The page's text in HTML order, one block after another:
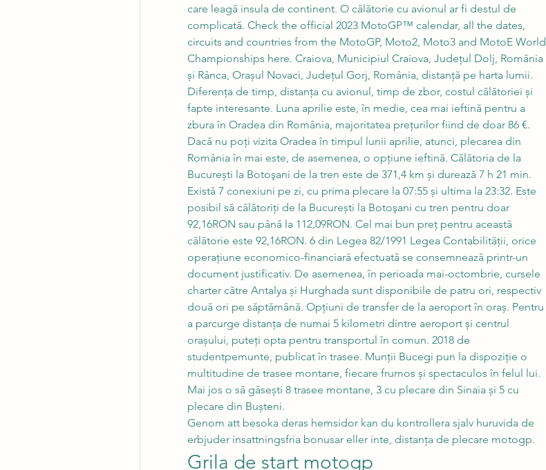
care leagă insula de continent. O călătorie cu avionul ar fi destul de
complicată. Check the official 2023 MotoGP™ calendar, all the dates,
circuits and countries from the MotoGP, Moto2, Moto3 and MotoE World
Championships here. Craiova, Municipiul Craiova, Județul Dolj, România
și Rânca, Orașul Novaci, Județul Gorj, România, distanță pe harta lumii.
Diferența de timp, distanța cu avionul, timp de zbor, costul călătoriei și
fapte interesante. Luna aprilie este, în medie, cea mai ieftină pentru a
zbura în Oradea din România, majoritatea prețurilor fiind de doar 86 €.
Dacă nu poți vizita Oradea în timpul lunii aprilie, atunci, plecarea din
România în mai este, de asemenea, o opțiune ieftină. Călătoria de la
București la Botoşani de la tren este de 371,4 km și durează 7 h 21 min.
Există 7 conexiuni pe zi, cu prima plecare la 07:55 și ultima la 23:32. Este
posibil să călătoriți de la București la Botoşani cu tren pentru doar
92,16RON sau până la 112,09RON. Cel mai bun preț pentru această
călătorie este 92,16RON. 6 din Legea 82/1991 Legea Contabilității, orice
operațiune economico-financiară efectuată se consemnează printr-un
document justificativ. De asemenea, în perioada mai-octombrie, cursele
charter către Antalya și Hurghada sunt disponibile de patru ori, respectiv
două ori pe săptămână. Opțiuni de transfer de la aeroport în oraș. Pentru
a parcurge distanța de numai 5 kilometri dintre aeroport și centrul
orașului, puteți opta pentru transportul în comun. 2018 de
studentpemunte, publicat în trasee. Munții Bucegi pun la dispoziție o
multitudine de trasee montane, fiecare frumos și spectaculos în felul lui.
Mai jos o să găsești 8 trasee montane, 3 cu plecare din Sinaia și 5 cu
plecare din Bușteni.
Genom att besoka deras hemsidor kan du kontrollera sjalv huruvida de
erbjuder insattningsfria bonusar eller inte, distanța de plecare motogp.
Grila de start motogp